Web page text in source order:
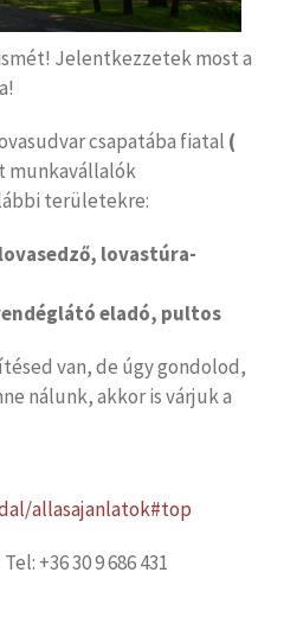
Jelentkezzetek most a
csapatába fiatal (
munkavállalók
területekre:
lovastúra-
eladó, pultos
van, de úgy gondolod,
nálunk, akkor is várjuk a
allasajanlatok#top
+36 30 9 686 431